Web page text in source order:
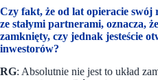
Czy fakt, że od lat opieracie swój
ze stałymi partnerami, oznacza,
zamknięty, czy jednak jesteście
inwestorów?
RG: Absolutnie nie jest to układ